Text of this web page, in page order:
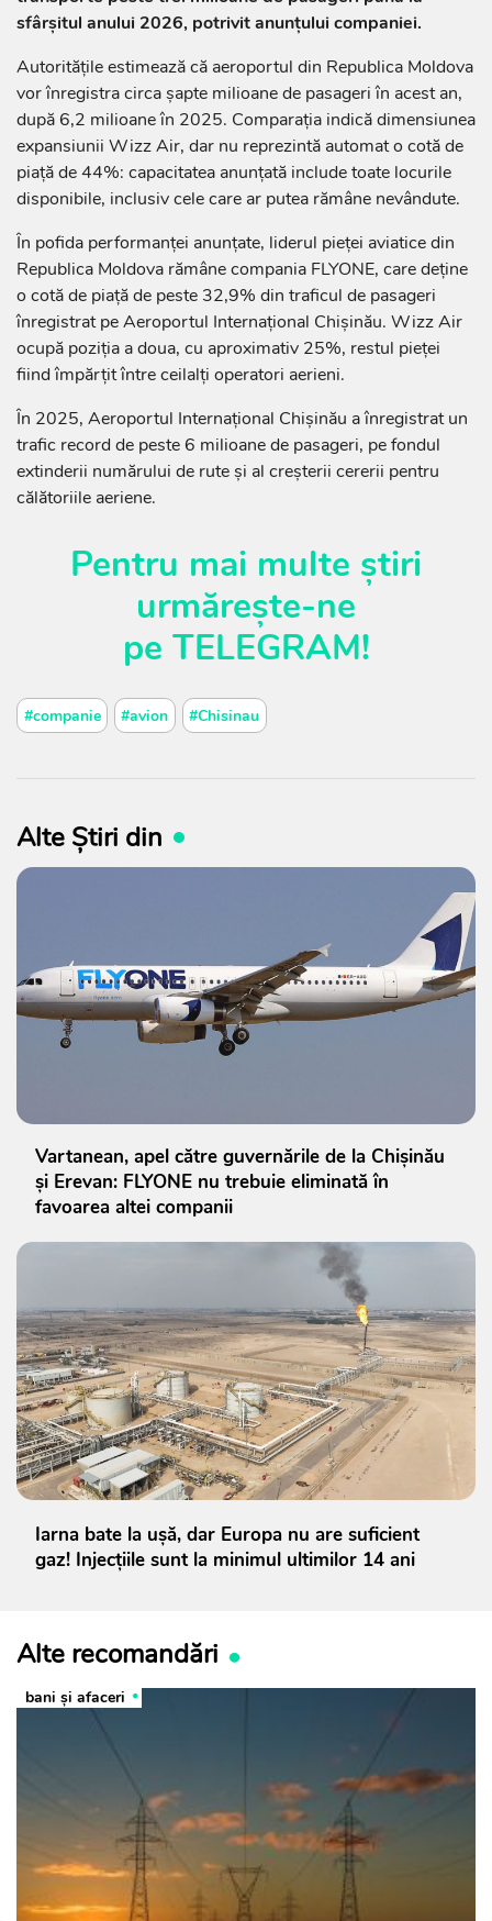
sfârșitul anului 2026, potrivit anunțului companiei.
Autoritățile estimează că aeroportul din Republica Moldova
vor înregistra circa șapte milioane de pasageri în acest an,
după 6,2 milioane în 2025. Comparația indică dimensiunea
expansiunii Wizz Air, dar nu reprezintă automat o cotă de
piață de 44%: capacitatea anunțată include toate locurile
disponibile, inclusiv cele care ar putea rămâne nevândute.
În pofida performanței anunțate, liderul pieței aviatice din
Republica Moldova rămâne compania FLYONE, care deține
o cotă de piață de peste 32,9% din traficul de pasageri
înregistrat pe Aeroportul Internațional Chișinău. Wizz Air
ocupă poziția a doua, cu aproximativ 25%, restul pieței
fiind împărțit între ceilalți operatori aerieni.
În 2025, Aeroportul Internațional Chișinău a înregistrat un
trafic record de peste 6 milioane de pasageri, pe fondul
extinderii numărului de rute și al creșterii cererii pentru
călătoriile aeriene.
Pentru mai multe știri
urmărește-ne
pe TELEGRAM!
#companie #avion #Chisinau
Alte Știri din
Vartanean, apel către guvernările de la Chișinău
și Erevan: FLYONE nu trebuie eliminată în
favoarea altei companii
Iarna bate la ușă, dar Europa nu are suficient
gaz! Injecțiile sunt la minimul ultimilor 14 ani
Alte recomandări
bani și afaceri